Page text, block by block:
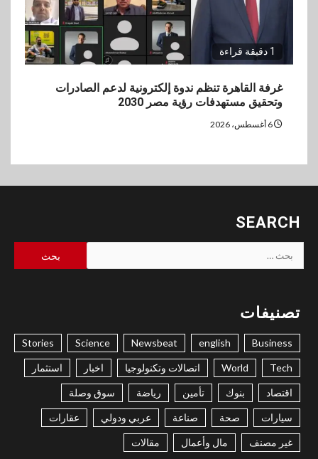
1 دقيقة قراءة
غرفة القاهرة تنظم ندوة إلكترونية لدعم الصادرات
وتحقيق مستهدفات رؤية مصر 2030
SEARCH
البحث
عن:
تصنيفات
Business
english
Newsbeat
Science
Stories
Tech
World اتصالات وتكنولوجيا اخبار استثمار
اقتصاد بنوك تأمين رياضة سوق وصلة
سيارات صحة صناعة عربي ودولي عقارات
غير مصنف مال وأعمال مقالات